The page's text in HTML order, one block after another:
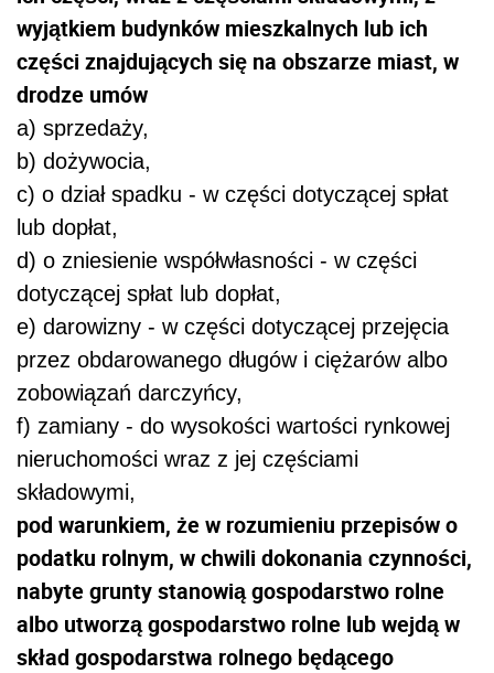
wyjątkiem budynków mieszkalnych lub ich
części znajdujących się na obszarze miast, w
drodze umów
a) sprzedaży,
b) dożywocia,
c) o dział spadku - w części dotyczącej spłat
lub dopłat,
d) o zniesienie współwłasności - w części
dotyczącej spłat lub dopłat,
e) darowizny - w części dotyczącej przejęcia
przez obdarowanego długów i ciężarów albo
zobowiązań darczyńcy,
f) zamiany - do wysokości wartości rynkowej
nieruchomości wraz z jej częściami
składowymi,
pod warunkiem, że w rozumieniu przepisów o
podatku rolnym, w chwili dokonania czynności,
nabyte grunty stanowią gospodarstwo rolne
albo utworzą gospodarstwo rolne lub wejdą w
skład gospodarstwa rolnego będącego